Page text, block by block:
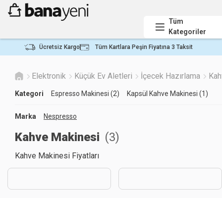
Tüm
Kategoriler
Ücretsiz Kargo Tüm Kartlara Peşin Fiyatına 3 Taksit
Elektronik Küçük Ev Aletleri İçecek Hazırlama
Kategori Espresso Makinesi (2) Kapsül Kahve Makinesi (1)
Marka Nespresso
Kahve Makinesi (3)
Kahve Makinesi Fiyatları